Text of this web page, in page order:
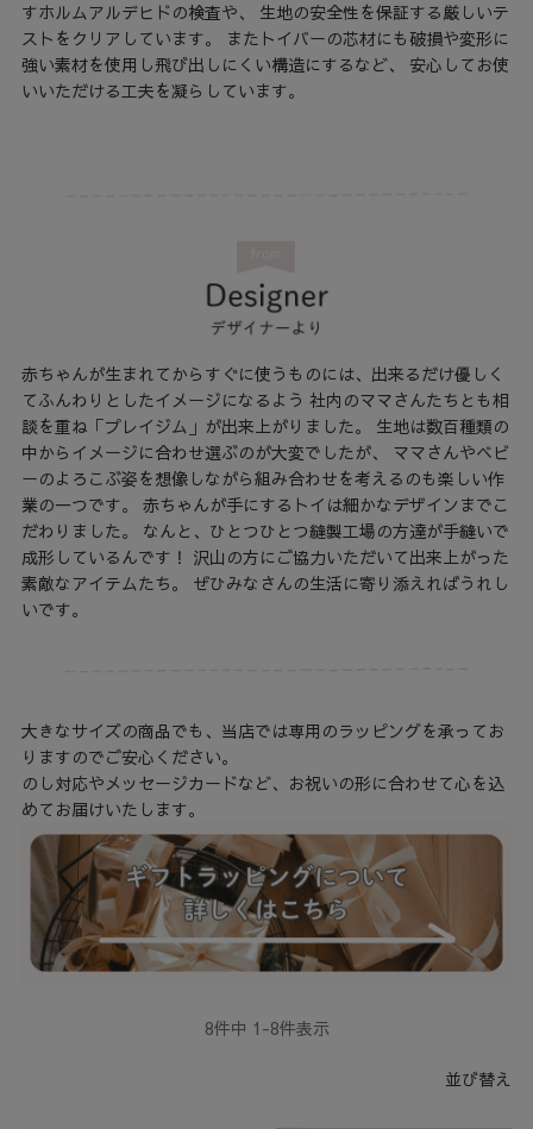
すホルムアルデヒドの検査や、 生地の安全性を保証する厳しいテ
ストをクリアしています。 またトイバーの芯材にも破損や変形に
強い素材を使用し飛び出しにくい構造にするなど、 安心してお使
いいただける工夫を凝らしています。
赤ちゃんが生まれてからすぐに使うものには、出来るだけ優しく
てふんわりとしたイメージになるよう 社内のママさんたちとも相
談を重ね「プレイジム」が出来上がりました。 生地は数百種類の
中からイメージに合わせ選ぶのが大変でしたが、 ママさんやベビ
ーのよろこぶ姿を想像しながら組み合わせを考えるのも楽しい作
業の一つです。 赤ちゃんが手にするトイは細かなデザインまでこ
だわりました。 なんと、ひとつひとつ縫製工場の方達が手縫いで
成形しているんです！ 沢山の方にご協力いただいて出来上がった
素敵なアイテムたち。 ぜひみなさんの生活に寄り添えればうれし
いです。
大きなサイズの商品でも、当店では専用のラッピングを承ってお
りますのでご安心ください。
のし対応やメッセージカードなど、お祝いの形に合わせて心を込
めてお届けいたします。
並び替え
8件中 1 -8件表示